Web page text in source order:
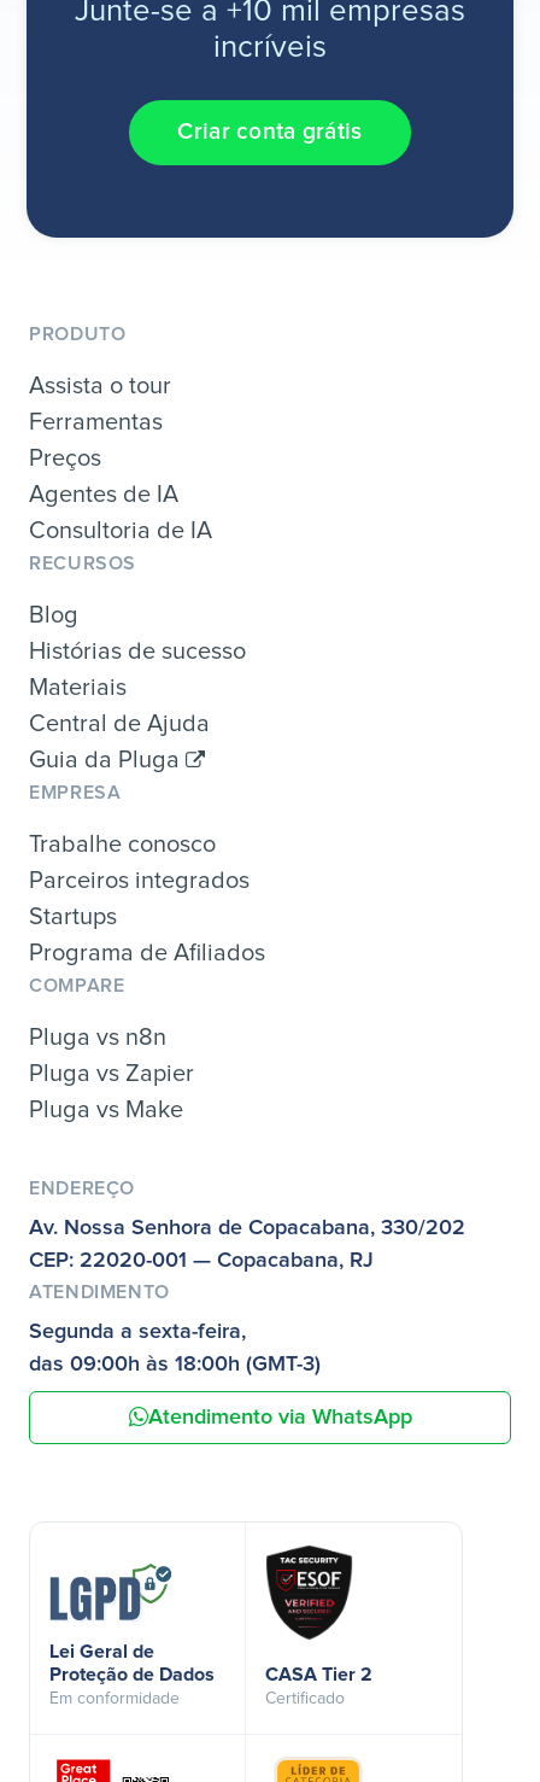
Junte-se a +10 mil empresas
incríveis
Criar conta grátis
PRODUTO
Assista o tour
Ferramentas
Preços
Agentes de IA
Consultoria de IA
RECURSOS
Blog
Histórias de sucesso
Materiais
Central de Ajuda
Guia da Pluga
EMPRESA
Trabalhe conosco
Parceiros integrados
Startups
Programa de Afiliados
COMPARE
Pluga vs n8n
Pluga vs Zapier
Pluga vs Make
ENDEREÇO
Av. Nossa Senhora de Copacabana, 330/202
CEP: 22020-001 — Copacabana, RJ
ATENDIMENTO
Segunda a sexta-feira,
das 09:00h às 18:00h (GMT-3)
Atendimento via WhatsApp
Lei Geral de
Proteção de Dados
Em conformidade
CASA Tier 2
Certificado